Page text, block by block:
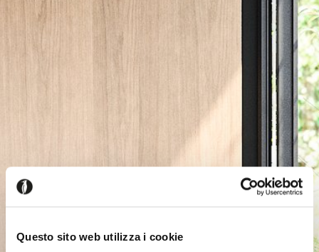
Questo sito web utilizza i cookie